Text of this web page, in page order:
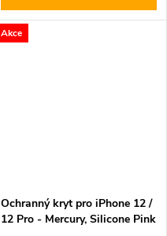
Akce
Ochranný kryt pro iPhone 12 /
12 Pro - Mercury, Silicone Pink